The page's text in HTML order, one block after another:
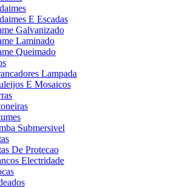
E Escadas
Galvanizado
Laminado
Queimado
Lampada
E Mosaicos
Submersivel
De Protecao
Electridade